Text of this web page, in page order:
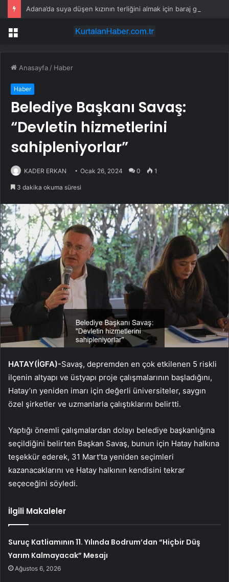
Menü
Anasayfa / Haber
Haber
Belediye Başkanı Savaş:
“Devletin hizmetlerini
sahipleniyorlar”
KADER ERKAN Ocak 26, 2024 0 1
3 dakika okuma süresi
HATAY(İGFA)-Savaş, depremden en çok etkilenen 5 riskli
ilçenin altyapı ve üstyapı proje çalışmalarının başladığını,
Hatay’ın yeniden imarı için değerli üniversiteler, saygın
özel şirketler ve uzmanlarla çalıştıklarını belirtti.
Yaptığı önemli çalışmalardan dolayı belediye başkanlığına
seçildiğini belirten Başkan Savaş, bunun için Hatay halkına
teşekkür ederek, 31 Mart’ta yeniden seçimleri
kazanacaklarını ve Hatay halkının kendisini tekrar
seçeceğini söyledi.
İlgili Makaleler
Suruç Katliamının 11. Yılında Bodrum’dan “Hiçbir Düş
Yarım Kalmayacak” Mesajı
Ağustos 6, 2026